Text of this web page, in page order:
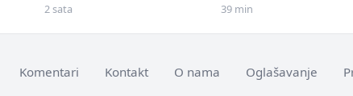
2 sata 39 min
Komentari Kontakt O nama Oglašavanje